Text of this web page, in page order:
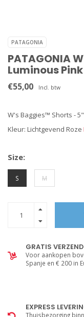
PATAGONIA
PATAGONIA
Luminous Pink
€55,00 Incl. btw
W's Baggies™ Shorts - 5"
Kleur: Lichtgevend Roze
Size:
S M
GRATIS
Voor aankopen
Spanje en € 200 in
EXPRESS
Thuisbezorging